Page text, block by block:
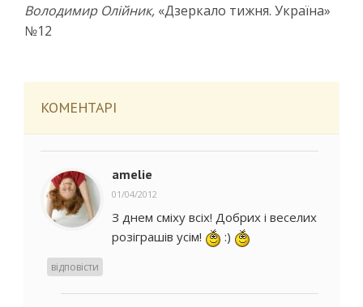
Володимир Олійник, «Дзеркало тижня. Україна»
№12
КОМЕНТАРІ
amelie
01/04/2012
З днем сміху всіх! Добрих і веселих
розіграшів усім!
:)
відповісти